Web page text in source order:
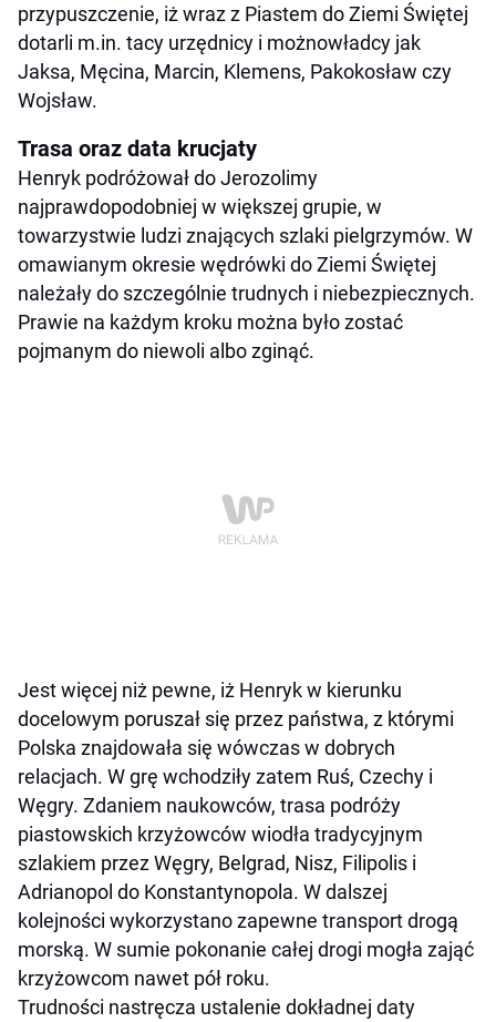
przypuszczenie, iż wraz z Piastem do Ziemi Świętej
dotarli m.in. tacy urzędnicy i możnowładcy jak
Jaksa, Męcina, Marcin, Klemens, Pakokosław czy
Wojsław.
Trasa oraz data krucjaty
Henryk podróżował do Jerozolimy
najprawdopodobniej w większej grupie, w
towarzystwie ludzi znających szlaki pielgrzymów. W
omawianym okresie wędrówki do Ziemi Świętej
należały do szczególnie trudnych i niebezpiecznych.
Prawie na każdym kroku można było zostać
pojmanym do niewoli albo zginąć.
Jest więcej niż pewne, iż Henryk w kierunku
docelowym poruszał się przez państwa, z którymi
Polska znajdowała się wówczas w dobrych
relacjach. W grę wchodziły zatem Ruś, Czechy i
Węgry. Zdaniem naukowców, trasa podróży
piastowskich krzyżowców wiodła tradycyjnym
szlakiem przez Węgry, Belgrad, Nisz, Filipolis i
Adrianopol do Konstantynopola. W dalszej
kolejności wykorzystano zapewne transport drogą
morską. W sumie pokonanie całej drogi mogła zająć
krzyżowcom nawet pół roku.
Trudności nastręcza ustalenie dokładnej daty